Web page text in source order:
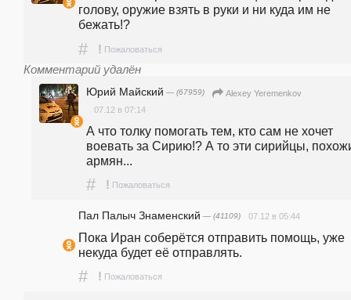
голову, оружие взять в руки и ни куда им не
бежать!?
# ! Пожаловаться
Комментарий удалён
Юрий Майский — (67959)
Alexey Yeremenkov
07.12 в 07:14
А что толку помогать тем, кто сам не хочет
воевать за Сирию!? А то эти сирийцы,
армян...
# ! Пожаловаться
Пал Палыч Знаменский — (41109) 07.12 в 05:44
Пока Иран соберётся отправить помощь, уже
некуда будет её отправлять.
# ! Пожаловаться